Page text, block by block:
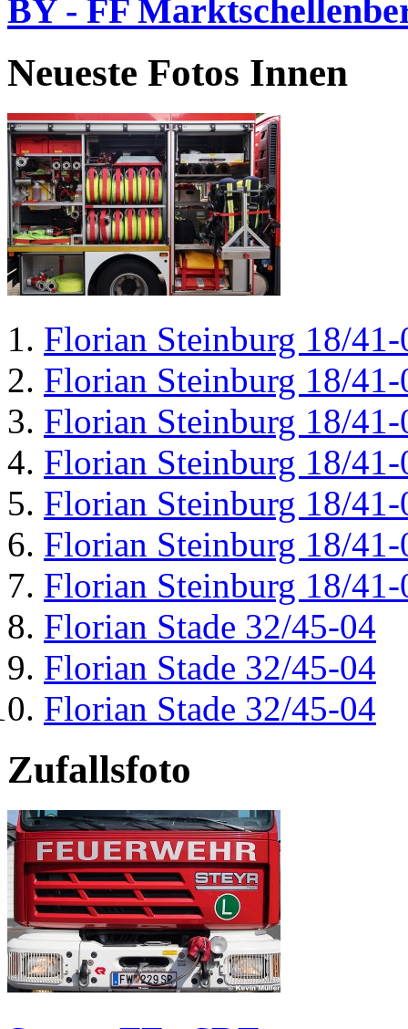
BY - FF
Neueste Fotos Innen
Florian Steinburg 18/41-
Florian Steinburg 18/41-
Florian Steinburg 18/41-
Florian Steinburg 18/41-
Florian Steinburg 18/41-
Florian Steinburg 18/41-
Florian Steinburg 18/41-
Florian Stade 32/45-04
Florian Stade 32/45-04
Florian Stade 32/45-04
Zufallsfoto